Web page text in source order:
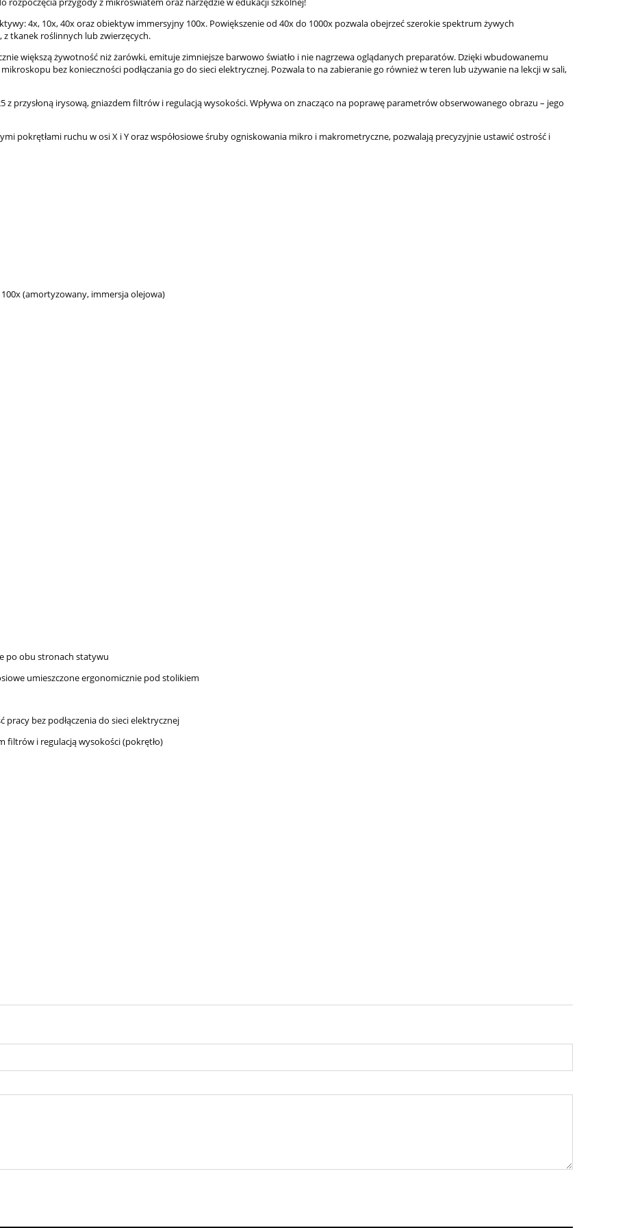
4x, 10x, 40x oraz obiektyw immersyjny 100x. Powiększenie od 40x do 1000x pozwala obejrzeć szerokie spektrum żywych
tkanek roślinnych lub zwierzęcych.
większą żywotność niż żarówki, emituje zimniejsze barwowo światło i nie nagrzewa oglądanych preparatów. Dzięki wbudowanemu
bez konieczności podłączania go do sieci elektrycznej. Pozwala to na zabieranie go również w teren lub używanie na lekcji w sali,
z przysłoną irysową, gniazdem filtrów i regulacją wysokości. Wpływa on znacząco na poprawę parametrów obserwowanego obrazu – jego
pokrętłami ruchu w osi X i Y oraz współosiowe śruby ogniskowania mikro i makrometryczne, pozwalają precyzyjnie ustawić ostrość i
(amortyzowany, immersja olejowa)
po obu stronach statywu
umieszczone ergonomicznie pod stolikiem
bez podłączenia do sieci elektrycznej
filtrów i regulacją wysokości (pokrętło)